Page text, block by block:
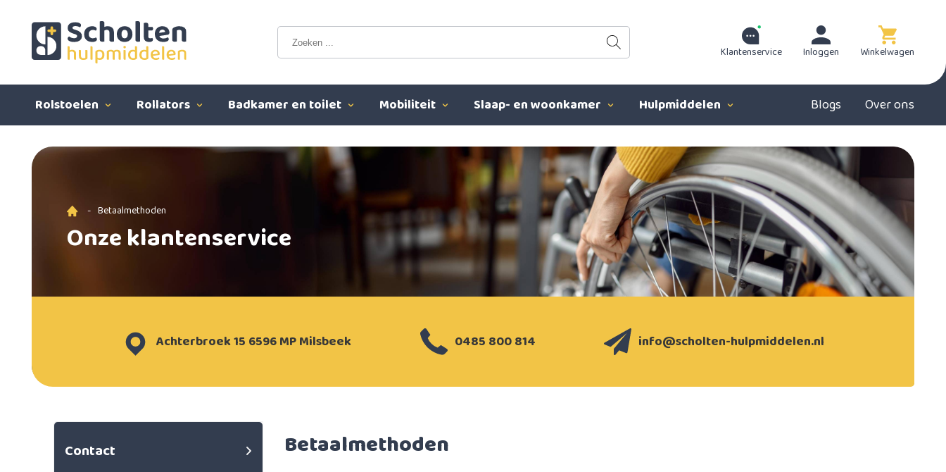
Klantenservice Inloggen Winkelwagen
Rolstoelen Rollators Badkamer en toilet Mobiliteit Slaap- en woonkamer Hulpmiddelen Blogs Over ons
- Betaalmethoden
Onze klantenservice
Achterbroek 15 6596 MP Milsbeek 0485 800 814 info@scholten-hulpmiddelen.nl
Contact Betaalmethoden